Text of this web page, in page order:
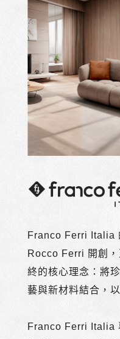
Franco Ferri Italia
Rocco Ferri 開創
終的核心理念：將
藝與新材料結合，
Franco Ferri Italia